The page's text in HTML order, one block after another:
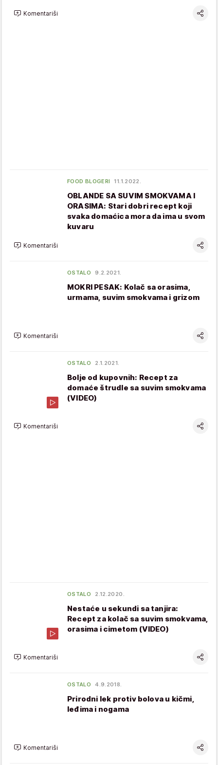
Komentariši
FOOD BLOGERI 11.1.2022.
OBLANDE SA SUVIM SMOKVAMA I
ORASIMA: Stari dobri recept koji
svaka domaćica mora da ima u svom
kuvaru
Komentariši
OSTALO 9.2.2021.
MOKRI PESAK: Kolač sa orasima,
urmama, suvim smokvama i grizom
Komentariši
OSTALO 2.1.2021.
Bolje od kupovnih: Recept za
domaće štrudle sa suvim smokvama
(VIDEO)
Komentariši
OSTALO 2.12.2020.
Nestaće u sekundi sa tanjira:
Recept za kolač sa suvim smokvama,
orasima i cimetom (VIDEO)
Komentariši
OSTALO 4.9.2018.
Prirodni lek protiv bolova u kičmi,
leđima i nogama
Komentariši